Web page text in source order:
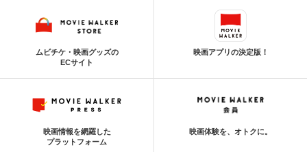
ムビチケ・映画グッズの
ECサイト
映画アプリの決定版！
映画情報を網羅した
プラットフォーム
映画体験を、オトクに。